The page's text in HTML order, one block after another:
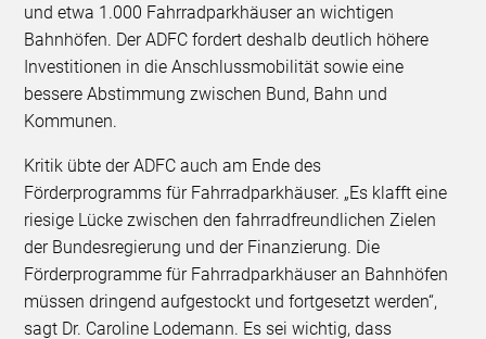
und etwa 1.000 Fahrradparkhäuser an wichtigen
Bahnhöfen. Der ADFC fordert deshalb deutlich höhere
Investitionen in die Anschlussmobilität sowie eine
bessere Abstimmung zwischen Bund, Bahn und
Kommunen.
Kritik übte der ADFC auch am Ende des
Förderprogramms für Fahrradparkhäuser. „Es klafft eine
riesige Lücke zwischen den fahrradfreundlichen Zielen
der Bundesregierung und der Finanzierung. Die
Förderprogramme für Fahrradparkhäuser an Bahnhöfen
müssen dringend aufgestockt und fortgesetzt werden“,
sagt Dr. Caroline Lodemann. Es sei wichtig, dass